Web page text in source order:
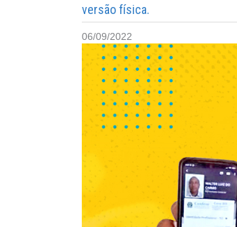
versão física.
06/09/2022